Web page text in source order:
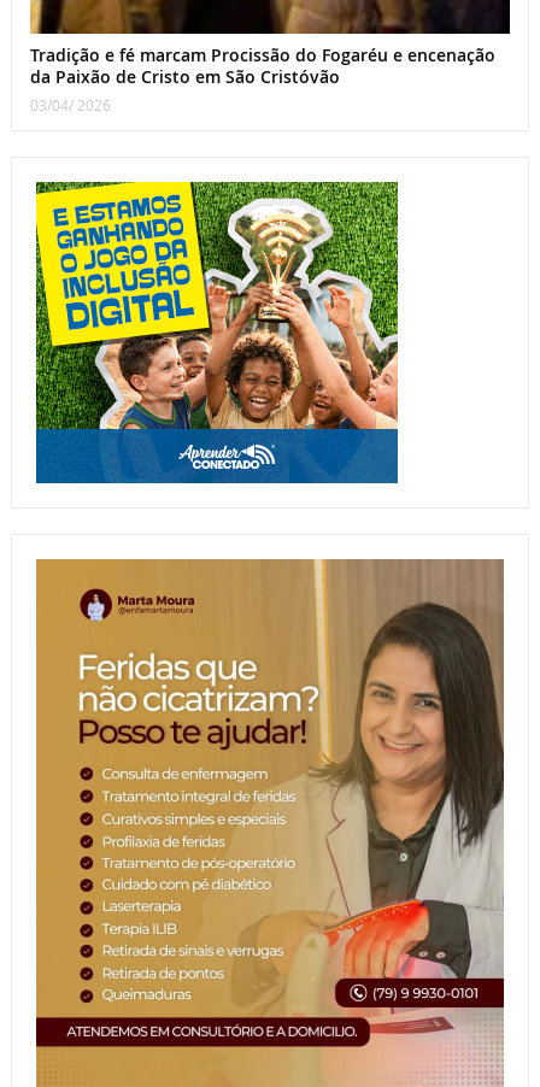
Tradição e fé marcam Procissão do Fogaréu e encenação
da Paixão de Cristo em São Cristóvão
03/04/ 2026